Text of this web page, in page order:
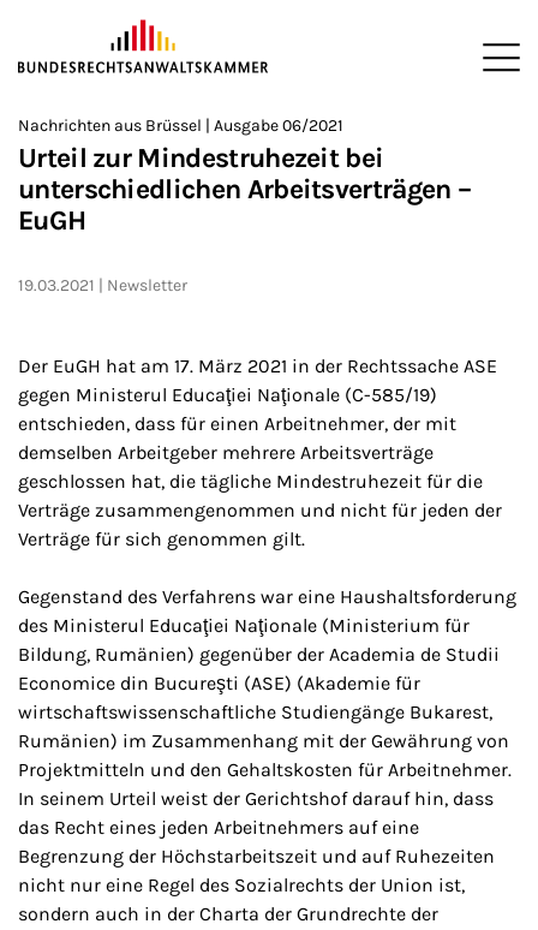
ZUM HAUPTINHALT SPRINGEN
Sie befinden sich hier:
>
Startseite
>
Newsroom
>
Newsletter
>
Nachrichten aus Brüssel
Nachrichten aus Brüssel | Ausgabe 06/2021
Urteil zur Mindestruhezeit bei
unterschiedlichen Arbeitsverträgen –
EuGH
19.03.2021 Newsletter
Der EuGH hat am 17. März 2021 in der Rechtssache ASE
gegen Ministerul Educaţiei Naţionale (C-585/19)
entschieden, dass für einen Arbeitnehmer, der mit
demselben Arbeitgeber mehrere Arbeitsverträge
geschlossen hat, die tägliche Mindestruhezeit für die
Verträge zusammengenommen und nicht für jeden der
Verträge für sich genommen gilt.
Gegenstand des Verfahrens war eine Haushaltsforderung
des Ministerul Educaţiei Naţionale (Ministerium für
Bildung, Rumänien) gegenüber der Academia de Studii
Economice din Bucureşti (ASE) (Akademie für
wirtschaftswissenschaftliche Studiengänge Bukarest,
Rumänien) im Zusammenhang mit der Gewährung von
Projektmitteln und den Gehaltskosten für Arbeitnehmer.
In seinem Urteil weist der Gerichtshof darauf hin, dass
das Recht eines jeden Arbeitnehmers auf eine
Begrenzung der Höchstarbeitszeit und auf Ruhezeiten
nicht nur eine Regel des Sozialrechts der Union ist,
sondern auch in der Charta der Grundrechte der